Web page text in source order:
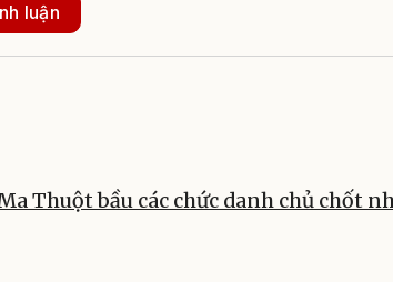
luận
Thuột bầu các chức danh chủ chốt